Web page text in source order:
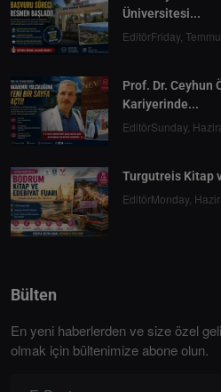
Üniversitesi...
EditörFriday,
Prof. Dr. Ceyhun
Kariyerinde...
EditörSunday,
Turgutreis Kitap
EditörMonday,
Bülten
En yeni haberlerden ve size özel
olmak için bültenimize abone olun.